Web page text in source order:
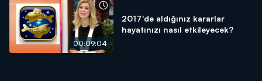
00:09:04
2017'de aldığınız kararlar
hayatınızı nasıl etkileyecek?